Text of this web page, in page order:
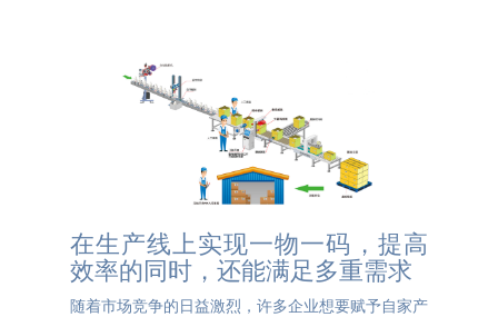
在生产线上实现一物一码，提高
效率的同时，还能满足多重需求
随着市场竞争的日益激烈，许多企业想要赋予自家产